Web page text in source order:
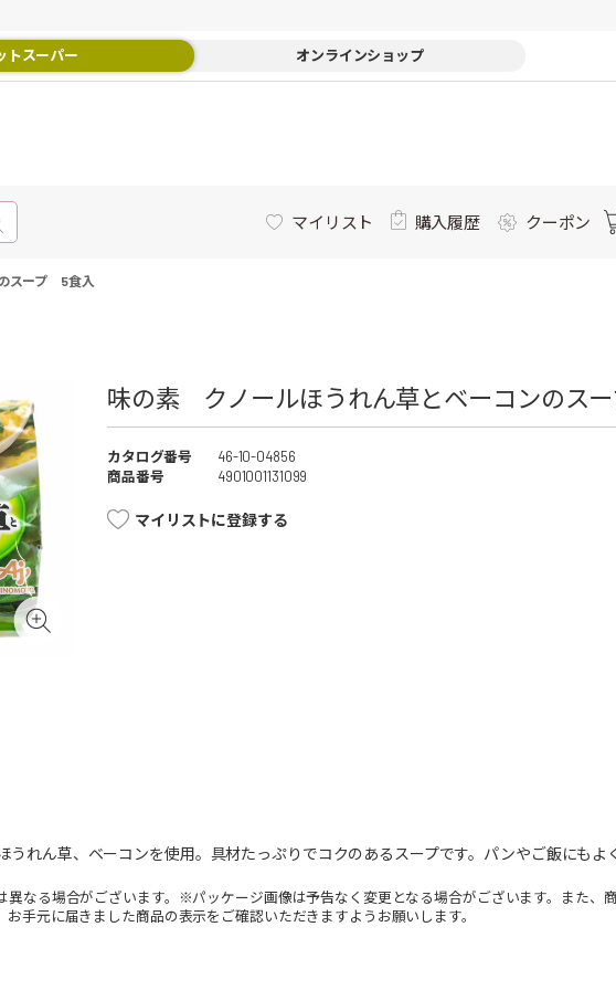
トスーパー オンラインショップ
マイリスト 購入履歴 クーポン
スープ 5食入
味の素 クノールほうれん草とベーコンのス
カタログ番号
46-10-04856
商品番号
4901001131099
マイリストに登録する
うれん草、ベーコンを使用。具材たっぷりでコクのあるスープです。パンやご飯にもよ
なる場合がございます。※パッケージ画像は予告なく変更となる場合がございます。また、
お手元に届きました商品の表示をご確認いただきますようお願いします。